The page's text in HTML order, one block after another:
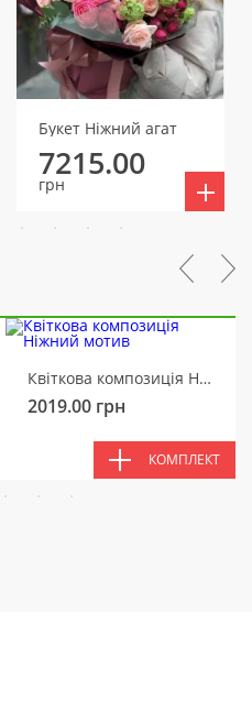
Букет Ніжний агат
7215.00
грн
Квіткова композиція Ніжний мотив
2019.00 грн
КОМПЛЕКТ